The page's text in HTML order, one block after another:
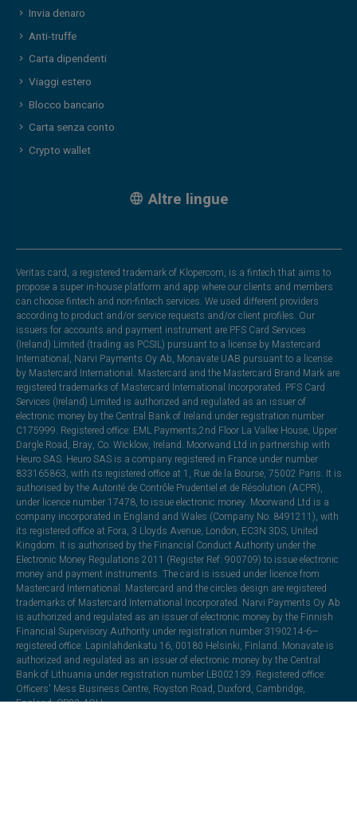
Invia denaro
Anti-truffe
Carta dipendenti
Viaggi estero
Blocco bancario
Carta senza conto
Crypto wallet
Altre lingue
Veritas card, a registered trademark of Klopercom, is a fintech that aims to
propose a super in-house platform and app where our clients and members
can choose fintech and non-fintech services. We used different providers
according to product and/or service requests and/or client profiles. Our
issuers for accounts and payment instrument are PFS Card Services
(Ireland) Limited (trading as PCSIL) pursuant to a license by Mastercard
International, Narvi Payments Oy Ab, Monavate UAB pursuant to a license
by Mastercard International. Mastercard and the Mastercard Brand Mark are
registered trademarks of Mastercard International Incorporated. PFS Card
Services (Ireland) Limited is authorized and regulated as an issuer of
electronic money by the Central Bank of Ireland under registration number
C175999. Registered office: EML Payments,2nd Floor La Vallee House, Upper
Dargle Road, Bray, Co. Wicklow, Ireland. Moorwand Ltd in partnership with
Heuro SAS. Heuro SAS is a company registered in France under number
833165863, with its registered office at 1, Rue de la Bourse, 75002 Paris. It is
authorised by the Autorité de Contrôle Prudentiel et de Résolution (ACPR),
under licence number 17478, to issue electronic money. Moorwand Ltd is a
company incorporated in England and Wales (Company No. 8491211), with
its registered office at Fora, 3 Lloyds Avenue, London, EC3N 3DS, United
Kingdom. It is authorised by the Financial Conduct Authority under the
Electronic Money Regulations 2011 (Register Ref: 900709) to issue electronic
money and payment instruments. The card is issued under licence from
Mastercard International. Mastercard and the circles design are registered
trademarks of Mastercard International Incorporated. Narvi Payments Oy Ab
is authorized and regulated as an issuer of electronic money by the Finnish
Financial Supervisory Authority under registration number 3190214-6—
registered office: Lapinlahdenkatu 16, 00180 Helsinki, Finland. Monavate is
authorized and regulated as an issuer of electronic money by the Central
Bank of Lithuania under registration number LB002139. Registered office:
Officers' Mess Business Centre, Royston Road, Duxford, Cambridge,
England, CB22 4QH.